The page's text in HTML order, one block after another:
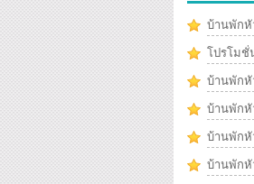
บ้านพัก
โปรโม
บ้านพักหั
บ้านพักหั
บ้านพักหั
บ้านพักหั